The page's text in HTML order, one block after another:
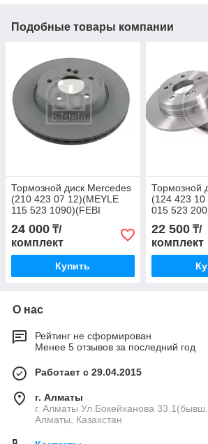
Подобные товары компании
Тормозной диск Mercedes
(210 423 07 12)(MEYLE
115 523 1090)(FEBI
23212)(АКЦИЯ)
24 000 ₸/
комплект
Купить
Тормозной
(124 423 10
015 523
22 500₸/
комплект
О нас
Рейтинг не сформирован
Менее 5 отзывов за последний год
Работает с 29.04.2015
г. Алматы
г. Алматы Ул.Бокейханова
Алматы, Казахстан